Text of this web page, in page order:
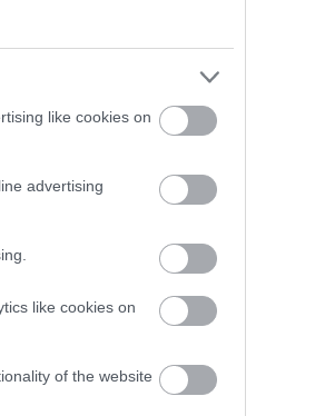
like cookies on
advertising
like cookies on
of the website
Alec
Alexandre Desplat
álfilozófia
) Alice
Vikander(
válság
államiság
poénok
)
)American Graffiti
amerikai kisváros
Amidala
Andrej
Andrej Tarkovszkij
Andrew Davis
Jones(1)Andy Serkis
Andzrej Vajda